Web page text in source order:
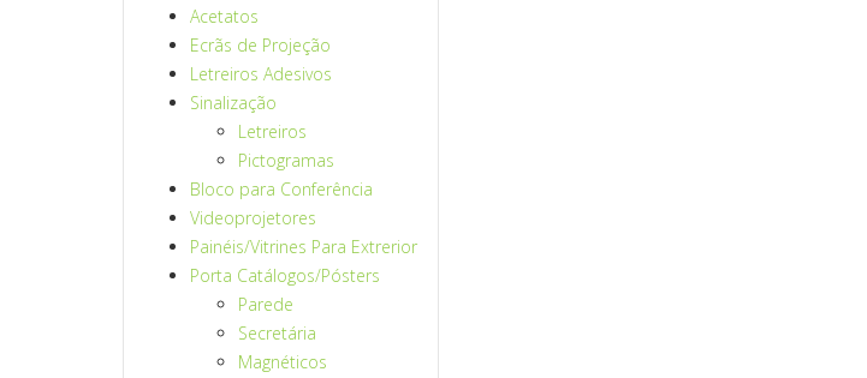
Acetatos
Ecrãs de Projeção
Letreiros Adesivos
Sinalização
Letreiros
Pictogramas
Bloco para Conferência
Videoprojetores
Painéis/Vitrines Para Extrerior
Porta Catálogos/Pósters
Parede
Secretária
Magnéticos